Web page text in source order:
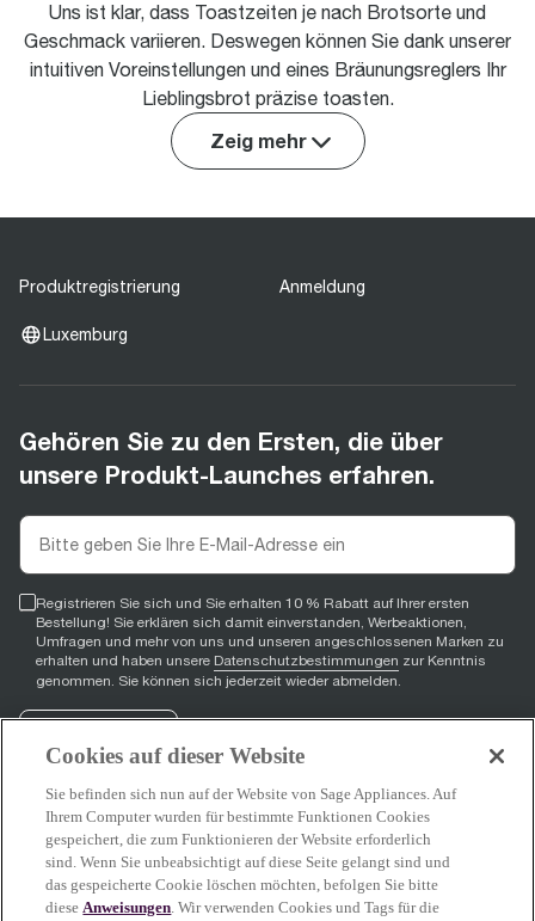
Uns ist klar, dass Toastzeiten je nach Brotsorte und
Geschmack variieren. Deswegen können Sie dank unserer
intuitiven Voreinstellungen und eines Bräunungsreglers Ihr
Lieblingsbrot präzise toasten.
Zeig mehr
Produktregistrierung Anmeldung
Luxemburg
Gehören Sie zu den Ersten, die über
unsere Produkt-Launches erfahren.
Registrieren Sie sich und Sie erhalten 10 % Rabatt auf Ihrer ersten
Bestellung! Sie erklären sich damit einverstanden, Werbeaktionen,
Umfragen und mehr von uns und unseren angeschlossenen Marken zu
erhalten und haben unsere Datenschutzbestimmungen zur Kenntnis
genommen. Sie können sich jederzeit wieder abmelden.
Registrieren
Facebook
opens in new tab)
YouTube
(opens in new tab)
Instagram
(opens in new tab)
Cookies auf dieser Website
Sie befinden sich nun auf der Website von Sage Appliances. Auf
Ihrem Computer wurden für bestimmte Funktionen Cookies
gespeichert, die zum Funktionieren der Website erforderlich
sind. Wenn Sie unbeabsichtigt auf diese Seite gelangt sind und
das gespeicherte Cookie löschen möchten, befolgen Sie bitte
dieseAnweisungen. Wir verwenden Cookies und Tags für die